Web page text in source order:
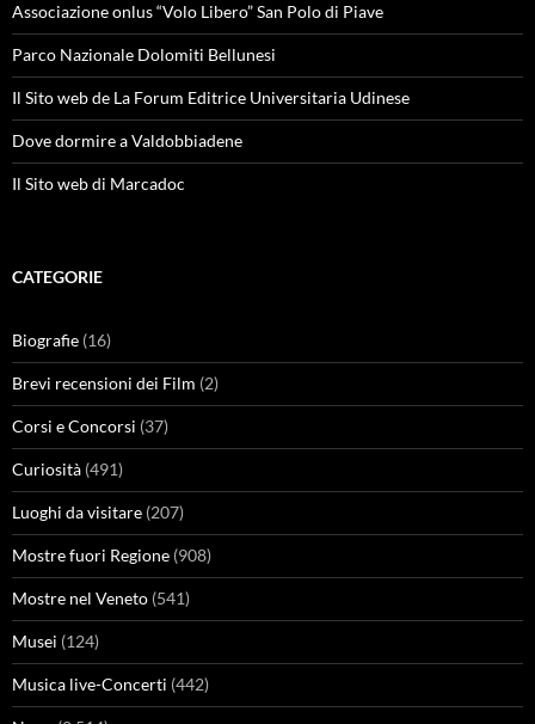
Associazione onlus “Volo Libero” San Polo di Piave
Parco Nazionale Dolomiti Bellunesi
Il Sito web de La Forum Editrice Universitaria Udinese
Dove dormire a Valdobbiadene
Il Sito web di Marcadoc
CATEGORIE
Biografie (16)
Brevi recensioni dei Film (2)
Corsi e Concorsi (37)
Curiosità (491)
Luoghi da visitare (207)
Mostre fuori Regione (908)
Mostre nel Veneto (541)
Musei (124)
Musica live-Concerti (442)